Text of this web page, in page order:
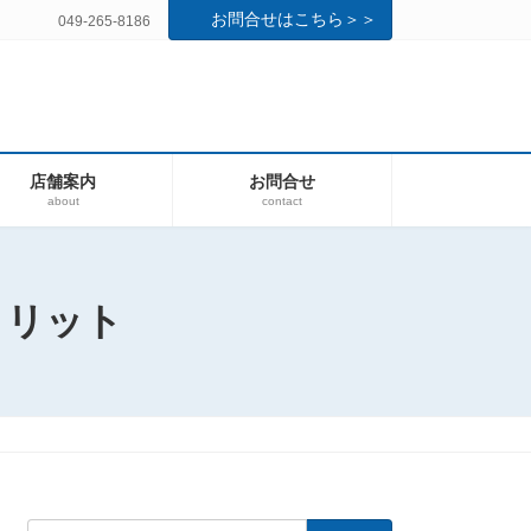
049-265-8186 お問合せはこちら＞＞
店舗案内
about
お問合せ
contact
ット